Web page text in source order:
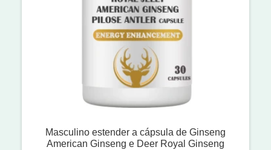
Masculino estender a cápsula de Ginseng
American Ginseng e Deer Royal Ginseng